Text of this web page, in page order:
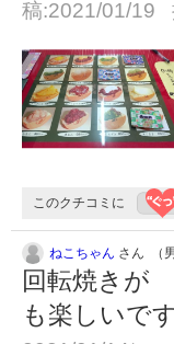
稿:2021/01/19
このクチコミに
ねこちゃん さん （
回転焼き
も楽しいで